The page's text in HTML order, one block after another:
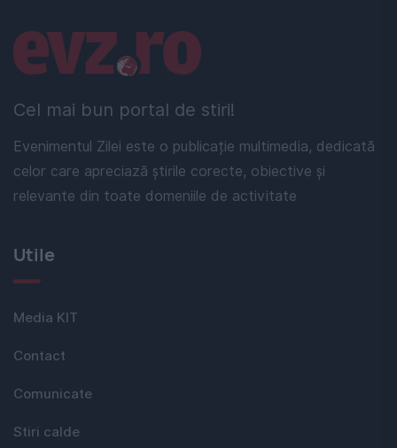
Cel mai bun portal de stiri!
Evenimentul Zilei este o publicație multimedia, dedicată
celor care apreciază știrile corecte, obiective și
relevante din toate domeniile de activitate
Linkuri utile
Utile
Media KIT
Contact
Comunicate
Stiri calde